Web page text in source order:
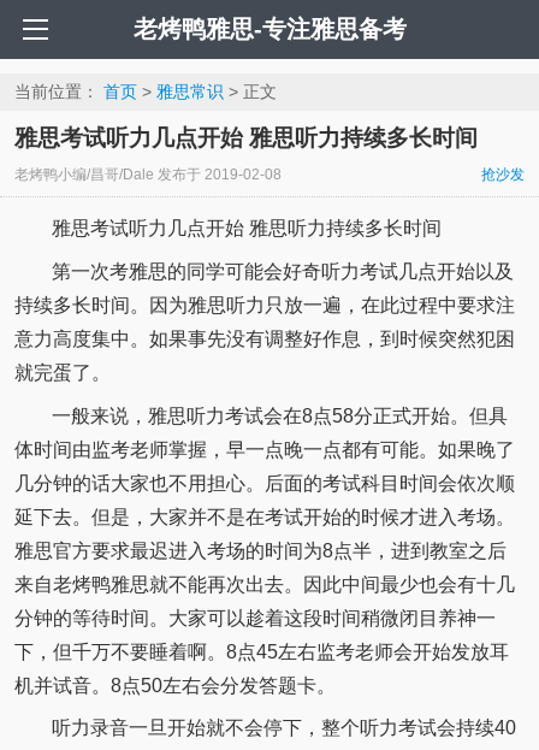
老烤鸭雅思-专注雅思备考
当前位置： 首页> 雅思常识 > 正文
雅思考试听力几点开始 雅思听力持续多长时间
老烤鸭小编/昌哥/Dale 发布于 2019-02-08 抢沙发
雅思考试听力几点开始 雅思听力持续多长时间
第一次考雅思的同学可能会好奇听力考试几点开始以及
持续多长时间。因为雅思听力只放一遍，在此过程中要求注
意力高度集中。如果事先没有调整好作息，到时候突然犯困
就完蛋了。
一般来说，雅思听力考试会在8点58分正式开始。但具
体时间由监考老师掌握，早一点晚一点都有可能。如果晚了
几分钟的话大家也不用担心。后面的考试科目时间会依次顺
延下去。但是，大家并不是在考试开始的时候才进入考场。
雅思官方要求最迟进入考场的时间为8点半，进到教室之后
来自老烤鸭雅思就不能再次出去。因此中间最少也会有十几
分钟的等待时间。大家可以趁着这段时间稍微闭目养神一
下，但千万不要睡着啊。8点45左右监考老师会开始发放耳
机并试音。8点50左右会分发答题卡。
听力录音一旦开始就不会停下，整个听力考试会持续40